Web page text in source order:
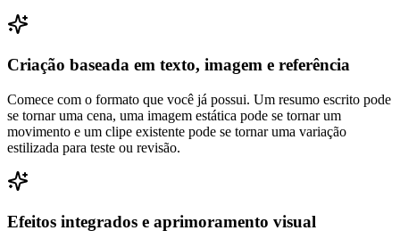
Criação baseada em texto, imagem e referência
Comece com o formato que você já possui. Um resumo escrito pode
se tornar uma cena, uma imagem estática pode se tornar um
movimento e um clipe existente pode se tornar uma variação
estilizada para teste ou revisão.
Efeitos integrados e aprimoramento visual